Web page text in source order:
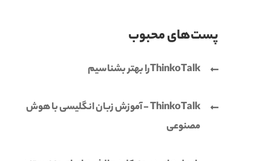
پست‌های محبوب
ThinkoTalkرا بهتر بشناسیم
ThinkoTalk - آموزش زبان انگلیسی با هوش
مصنوعی